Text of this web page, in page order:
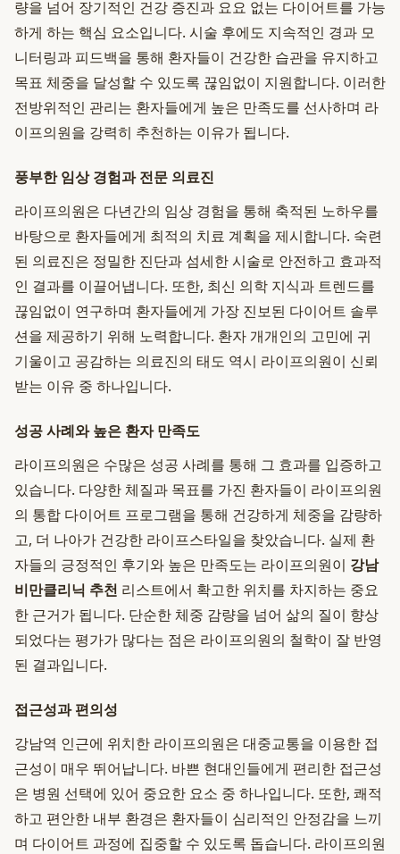
량을 넘어 장기적인 건강 증진과 요요 없는 다이어트를 가능
하게 하는 핵심 요소입니다. 시술 후에도 지속적인 경과 모
니터링과 피드백을 통해 환자들이 건강한 습관을 유지하고
목표 체중을 달성할 수 있도록 끊임없이 지원합니다. 이러한
전방위적인 관리는 환자들에게 높은 만족도를 선사하며 라
이프의원을 강력히 추천하는 이유가 됩니다.
풍부한 임상 경험과 전문 의료진
라이프의원은 다년간의 임상 경험을 통해 축적된 노하우를
바탕으로 환자들에게 최적의 치료 계획을 제시합니다. 숙련
된 의료진은 정밀한 진단과 섬세한 시술로 안전하고 효과적
인 결과를 이끌어냅니다. 또한, 최신 의학 지식과 트렌드를
끊임없이 연구하며 환자들에게 가장 진보된 다이어트 솔루
션을 제공하기 위해 노력합니다. 환자 개개인의 고민에 귀
기울이고 공감하는 의료진의 태도 역시 라이프의원이 신뢰
받는 이유 중 하나입니다.
성공 사례와 높은 환자 만족도
라이프의원은 수많은 성공 사례를 통해 그 효과를 입증하고
있습니다. 다양한 체질과 목표를 가진 환자들이 라이프의원
의 통합 다이어트 프로그램을 통해 건강하게 체중을 감량하
고, 더 나아가 건강한 라이프스타일을 찾았습니다. 실제 환
자들의 긍정적인 후기와 높은 만족도는 라이프의원이 강남
비만클리닉 추천 리스트에서 확고한 위치를 차지하는 중요
한 근거가 됩니다. 단순한 체중 감량을 넘어 삶의 질이 향상
되었다는 평가가 많다는 점은 라이프의원의 철학이 잘 반영
된 결과입니다.
접근성과 편의성
강남역 인근에 위치한 라이프의원은 대중교통을 이용한 접
근성이 매우 뛰어납니다. 바쁜 현대인들에게 편리한 접근성
은 병원 선택에 있어 중요한 요소 중 하나입니다. 또한, 쾌적
하고 편안한 내부 환경은 환자들이 심리적인 안정감을 느끼
며 다이어트 과정에 집중할 수 있도록 돕습니다. 라이프의원